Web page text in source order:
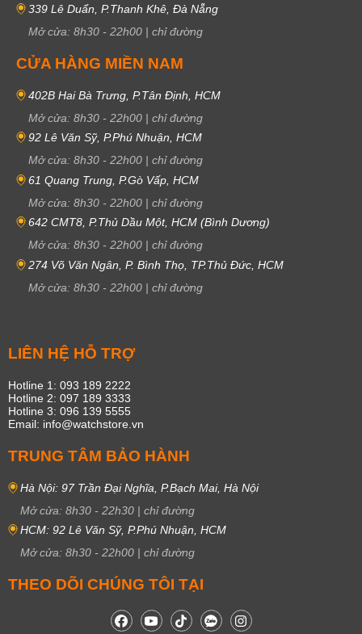
339 Lê Duẩn, P.Thanh Khê, Đà Nẵng
Mở cửa: 8h30 - 22h00 | chỉ đường
CỬA HÀNG MIỀN NAM
402B Hai Bà Trưng, P.Tân Định, HCM
Mở cửa: 8h30 - 22h00 | chỉ đường
92 Lê Văn Sỹ, P.Phú Nhuận, HCM
Mở cửa: 8h30 - 22h00 | chỉ đường
61 Quang Trung, P.Gò Vấp, HCM
Mở cửa: 8h30 - 22h00 | chỉ đường
642 CMT8, P.Thủ Dầu Một, HCM (Bình Dương)
Mở cửa: 8h30 - 22h00 | chỉ đường
274 Võ Văn Ngân, P. Bình Thọ, TP.Thủ Đức, HCM
Mở cửa: 8h30 - 22h00 | chỉ đường
LIÊN HỆ HỖ TRỢ
Hotline 1: 093 189 2222
Hotline 2: 097 189 3333
Hotline 3: 096 139 5555
Email: info@watchstore.vn
TRUNG TÂM BẢO HÀNH
Hà Nội: 97 Trần Đại Nghĩa, P.Bạch Mai, Hà Nội
Mở cửa: 8h30 - 22h30 | chỉ đường
HCM: 92 Lê Văn Sỹ, P.Phú Nhuận, HCM
Mở cửa: 8h30 - 22h00 | chỉ đường
THEO DÕI CHÚNG TÔI TẠI